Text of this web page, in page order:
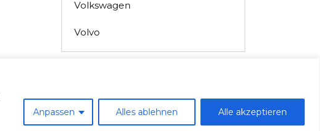
Anpassen Alles ablehnen Alle akzeptieren
Volkswagen
Volvo